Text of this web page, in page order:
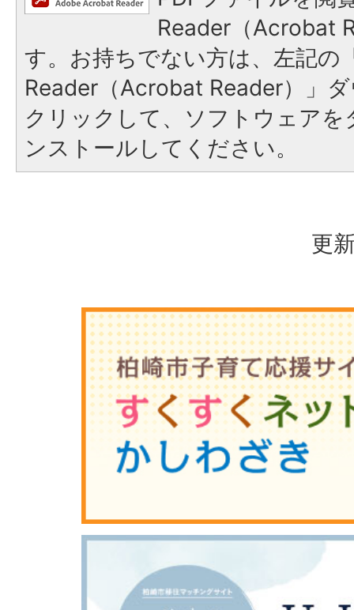
Reader（Acrobat
す。お持ちでない方は、左記の
Reader（Acrobat Reader）」
クリックして、ソフトウェア
ンストールしてください。
更